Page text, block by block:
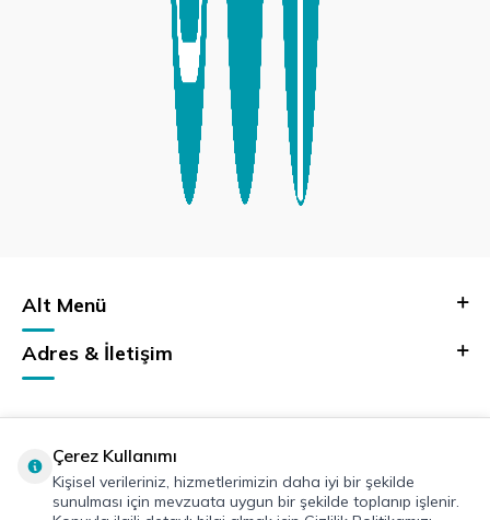
Alt Menü
Adres & İletişim
Çerez Kullanımı
Kişisel verileriniz, hizmetlerimizin daha iyi bir şekilde
sunulması için mevzuata uygun bir şekilde toplanıp işlenir.